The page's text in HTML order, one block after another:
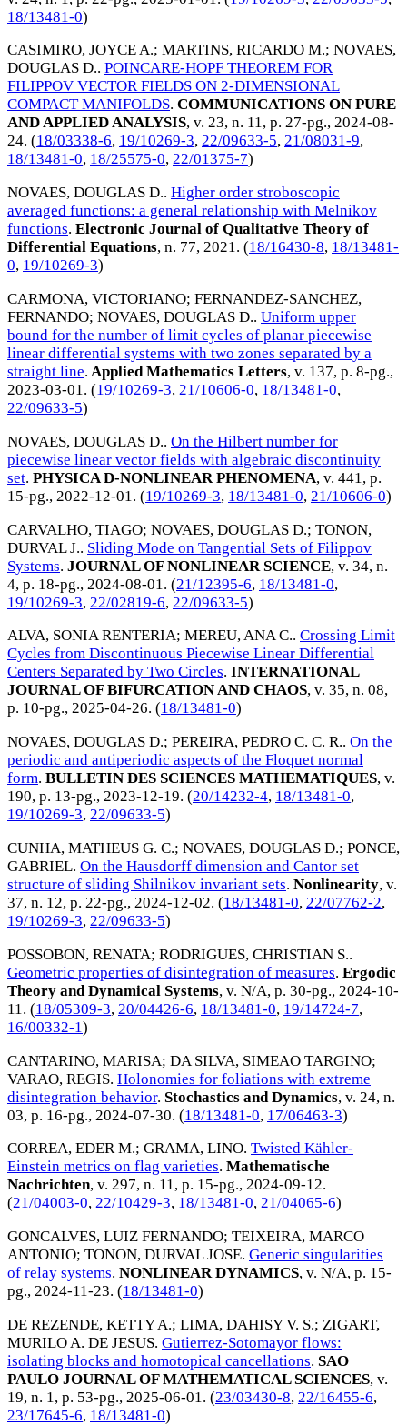
18/13481-0)
CASIMIRO, JOYCE A.; MARTINS, RICARDO M.; NOVAES,
DOUGLAS D.. POINCARE-HOPF THEOREM FOR
FILIPPOV VECTOR FIELDS ON 2-DIMENSIONAL
COMPACT MANIFOLDS. COMMUNICATIONS ON PURE
AND APPLIED ANALYSIS, v. 23, n. 11, p. 27-pg., 2024-08-
24. (18/03338-6, 19/10269-3, 22/09633-5, 21/08031-9,
18/13481-0, 18/25575-0, 22/01375-7)
NOVAES, DOUGLAS D.. Higher order stroboscopic
averaged functions: a general relationship with Melnikov
functions. Electronic Journal of Qualitative Theory of
Differential Equations, n. 77, 2021. (18/16430-8, 18/13481-
0, 19/10269-3)
CARMONA, VICTORIANO; FERNANDEZ-SANCHEZ,
FERNANDO; NOVAES, DOUGLAS D.. Uniform upper
bound for the number of limit cycles of planar piecewise
linear differential systems with two zones separated by a
straight line. Applied Mathematics Letters, v. 137, p. 8-pg.,
2023-03-01. (19/10269-3, 21/10606-0, 18/13481-0,
22/09633-5)
NOVAES, DOUGLAS D.. On the Hilbert number for
piecewise linear vector fields with algebraic discontinuity
set. PHYSICA D-NONLINEAR PHENOMENA, v. 441, p.
15-pg., 2022-12-01 . (19/10269-3, 18/13481-0, 21/10606-0)
CARVALHO, TIAGO; NOVAES, DOUGLAS D.; TONON,
DURVAL J.. Sliding Mode on Tangential Sets of Filippov
Systems. JOURNAL OF NONLINEAR SCIENCE, v. 34, n.
4, p. 18-pg., 2024-08-01 . (21/12395-6, 18/13481-0,
19/10269-3, 22/02819-6, 22/09633-5)
ALVA, SONIA RENTERIA; MEREU, ANA C.. Crossing Limit
Cycles from Discontinuous Piecewise Linear Differential
Centers Separated by Two Circles. INTERNATIONAL
JOURNAL OF BIFURCATION AND CHAOS, v. 35, n. 08,
p. 10-pg., 2025-04-26. (18/13481-0)
NOVAES, DOUGLAS D.; PEREIRA, PEDRO C. C. R.. On the
periodic and antiperiodic aspects of the Floquet normal
form. BULLETIN DES SCIENCES MATHEMATIQUES, v.
190, p. 13-pg., 2023-12-19. (20/14232-4, 18/13481-0,
19/10269-3, 22/09633-5)
CUNHA, MATHEUS G. C.; NOVAES, DOUGLAS D.; PONCE,
GABRIEL. On the Hausdorff dimension and Cantor set
structure of sliding Shilnikov invariant sets. Nonlinearity, v.
37, n. 12, p. 22-pg., 2024-12-02. (18/13481-0, 22/07762-2,
19/10269-3, 22/09633-5)
POSSOBON, RENATA; RODRIGUES, CHRISTIAN S..
Geometric properties of disintegration of measures. Ergodic
Theory and Dynamical Systems, v. N/A, p. 30-pg., 2024-10-
11 . (18/05309-3, 20/04426-6, 18/13481-0, 19/14724-7,
16/00332-1)
CANTARINO, MARISA; DA SILVA, SIMEAO TARGINO;
VARAO, REGIS. Holonomies for foliations with extreme
disintegration behavior. Stochastics and Dynamics, v. 24, n.
03, p. 16-pg., 2024-07-30. (18/13481-0, 17/06463-3)
CORREA, EDER M.; GRAMA, LINO. Twisted Kähler-
Einstein metrics on flag varieties. Mathematische
Nachrichten, v. 297, n. 11, p. 15-pg., 2024-09-12.
(21/04003-0, 22/10429-3, 18/13481-0, 21/04065-6)
GONCALVES, LUIZ FERNANDO; TEIXEIRA, MARCO
ANTONIO; TONON, DURVAL JOSE. Generic singularities
of relay systems. NONLINEAR DYNAMICS, v. N/A, p. 15-
pg., 2024-11-23. (18/13481-0)
DE REZENDE, KETTY A.; LIMA, DAHISY V. S.; ZIGART,
MURILO A. DE JESUS. Gutierrez-Sotomayor flows:
isolating blocks and homotopical cancellations. SAO
PAULO JOURNAL OF MATHEMATICAL SCIENCES, v.
19, n. 1, p. 53-pg., 2025-06-01. (23/03430-8, 22/16455-6,
23/17645-6, 18/13481-0)